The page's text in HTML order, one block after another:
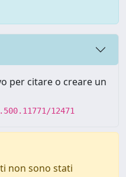
per citare o creare un
12471
non sono stati